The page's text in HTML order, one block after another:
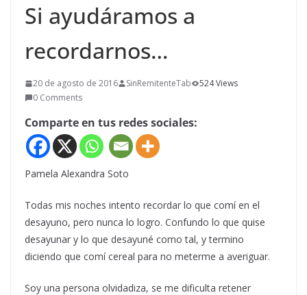
Si ayudáramos a
recordarnos…
20 de agosto de 2016 SinRemitenteTab
524 Views
0 Comments
Comparte en tus redes sociales:
Pamela Alexandra Soto
Todas mis noches intento recordar lo que comí en el
desayuno, pero nunca lo logro. Confundo lo que quise
desayunar y lo que desayuné como tal, y termino
diciendo que comí cereal para no meterme a averiguar.
Soy una persona olvidadiza, se me dificulta retener